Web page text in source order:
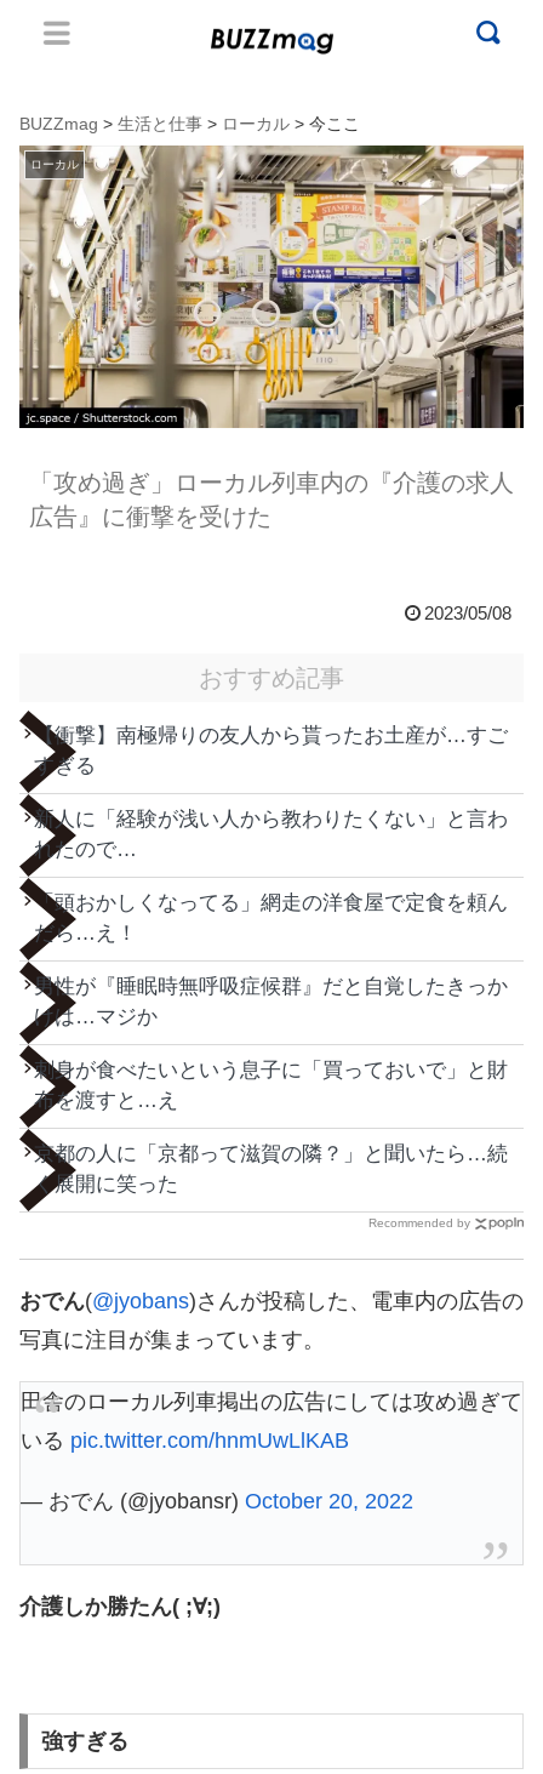
BUZZmag > 生活と仕事 > ローカル > 今ここ
ローカル
「攻め過ぎ」ローカル列車内の『介護の求人
広告』に衝撃を受けた
2023/05/08
おすすめ記事
【衝撃】南極帰りの友人から貰ったお土産が…すご
すぎる
新人に「経験が浅い人から教わりたくない」と言わ
れたので…
「頭おかしくなってる」網走の洋食屋で定食を頼ん
だら…え！
男性が『睡眠時無呼吸症候群』だと自覚したきっか
けは…マジか
刺身が食べたいという息子に「買っておいで」と財
布を渡すと…え
京都の人に「京都って滋賀の隣？」と聞いたら…続
く展開に笑った
Recommended by
おでん(@jyobans)さんが投稿した、電車内の広告の
写真に注目が集まっています。
田舎のローカル列車掲出の広告にしては攻め過ぎて
いる pic.twitter.com/hnmUwLlKAB
— おでん (@jyobansr) October 20, 2022
介護しか勝たん( ;∀;)
強すぎる